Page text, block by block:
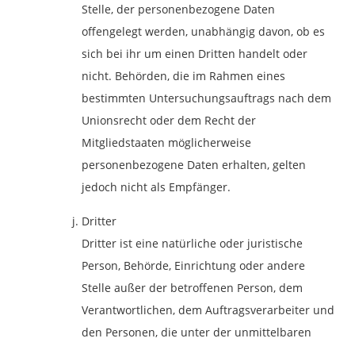
Stelle, der personenbezogene Daten
offengelegt werden, unabhängig davon, ob es
sich bei ihr um einen Dritten handelt oder
nicht. Behörden, die im Rahmen eines
bestimmten Untersuchungsauftrags nach dem
Unionsrecht oder dem Recht der
Mitgliedstaaten möglicherweise
personenbezogene Daten erhalten, gelten
jedoch nicht als Empfänger.
Dritter
Dritter ist eine natürliche oder juristische
Person, Behörde, Einrichtung oder andere
Stelle außer der betroffenen Person, dem
Verantwortlichen, dem Auftragsverarbeiter und
den Personen, die unter der unmittelbaren